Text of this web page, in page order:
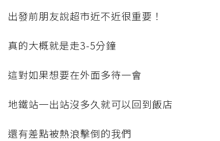
出發前朋友說超市近不近很重要！
真的大概就是走3-5分鐘
這對如果想要在外面多待一會
地鐵站一出站沒多久就可以回到飯店
還有差點被熱浪擊倒的我們